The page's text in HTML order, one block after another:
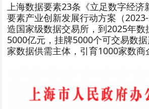
上海数据要素23条《立足数字经济
要素产业创新发展行动方案（
造国家级数据交易所，到2025年数
5000亿元，挂牌5000个可交易数
家数据供需主体，引育1000家数商